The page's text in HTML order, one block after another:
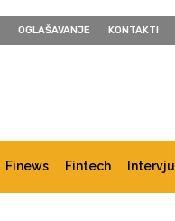
OGLAŠAVANJE KONTAKTI
Finews Fintech Intervju